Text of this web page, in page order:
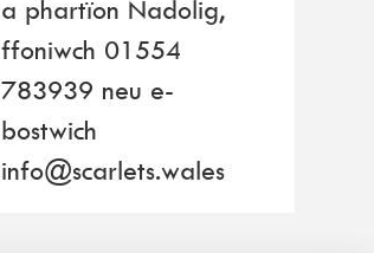
a phartïon Nadolig,
ffoniwch 01554
783939 neu e-
bostwich
info@scarlets.wales